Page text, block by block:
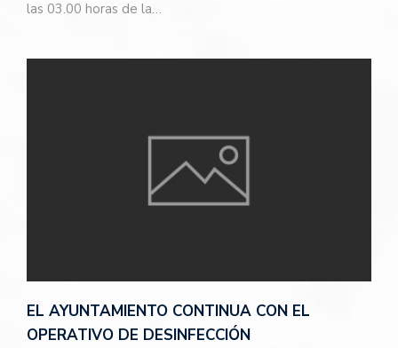
las 03.00 horas de la…
EL AYUNTAMIENTO CONTINUA CON EL
OPERATIVO DE DESINFECCIÓN